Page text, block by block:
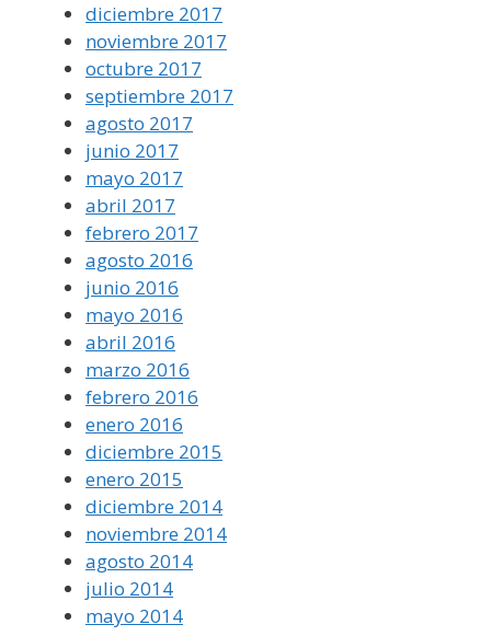
diciembre 2017
noviembre 2017
octubre 2017
septiembre 2017
agosto 2017
junio 2017
mayo 2017
abril 2017
febrero 2017
agosto 2016
junio 2016
mayo 2016
abril 2016
marzo 2016
febrero 2016
enero 2016
diciembre 2015
enero 2015
diciembre 2014
noviembre 2014
agosto 2014
julio 2014
mayo 2014